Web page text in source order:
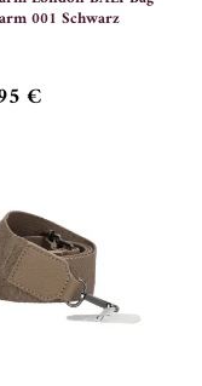
001 Schwarz
€